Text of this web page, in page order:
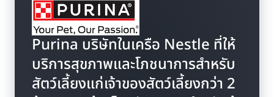
Purina บริษัทในเครือ Nestle ที่ให้
บริการสุขภาพและโภชนาการสำหรับ
สัตว์เลี้ยงแก่เจ้าของสัตว์เลี้ยงกว่า 2